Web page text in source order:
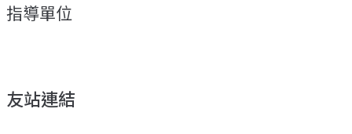
指導單位
友站連結